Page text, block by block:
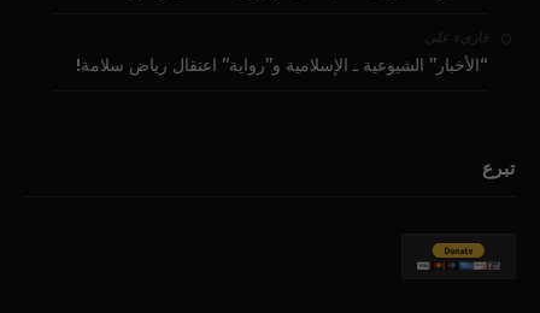
قارىء على
“الأخبار” الشيوعية ـ الإسلامية و”رواية” اعتقال رياض سلامة!
تبرع